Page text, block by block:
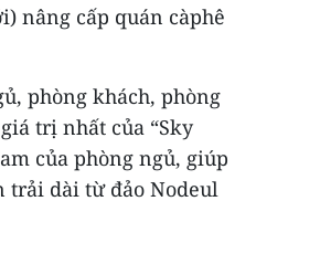
nâng cấp quán càphê
phòng khách, phòng
trị nhất của “Sky
của phòng ngủ, giúp
trải dài từ đảo Nodeul